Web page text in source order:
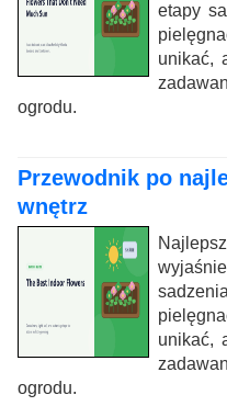
etapy
unikać,
ogrodu.
Przewodnik po
wnętrz
unikać,
ogrodu.